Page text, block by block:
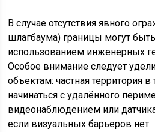
В случае отсутствия явного
шлагбаума) границы могут
использованием инженерных
Особое внимание следует
объектам: частная территория
начинаться с удалённого
видеонаблюдением или
если визуальных барьеров нет.